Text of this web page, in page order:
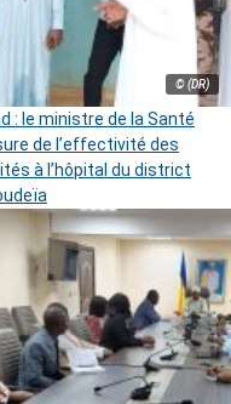
© (DR)
: le ministre de la Santé
de l’effectivité des
à l’hôpital du district